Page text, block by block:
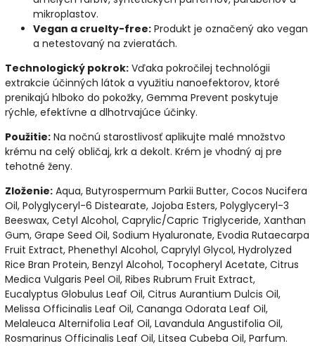
mikroplastov.
Vegan a cruelty-free: Produkt je označený ako vegan
a netestovaný na zvieratách.
Technologický pokrok: Vďaka pokročilej technológii
extrakcie účinných látok a využitiu nanoefektorov, ktoré
prenikajú hlboko do pokožky, Gemma Prevent poskytuje
rýchle, efektívne a dlhotrvajúce účinky.
Použitie: Na nočnú starostlivosť aplikujte malé množstvo
krému na celý obličaj, krk a dekolt. Krém je vhodný aj pre
tehotné ženy.
Zloženie: Aqua, Butyrospermum Parkii Butter, Cocos Nucifera
Oil, Polyglyceryl-6 Distearate, Jojoba Esters, Polyglyceryl-3
Beeswax, Cetyl Alcohol, Caprylic/Capric Triglyceride, Xanthan
Gum, Grape Seed Oil, Sodium Hyaluronate, Evodia Rutaecarpa
Fruit Extract, Phenethyl Alcohol, Caprylyl Glycol, Hydrolyzed
Rice Bran Protein, Benzyl Alcohol, Tocopheryl Acetate, Citrus
Medica Vulgaris Peel Oil, Ribes Rubrum Fruit Extract,
Eucalyptus Globulus Leaf Oil, Citrus Aurantium Dulcis Oil,
Melissa Officinalis Leaf Oil, Cananga Odorata Leaf Oil,
Melaleuca Alternifolia Leaf Oil, Lavandula Angustifolia Oil,
Rosmarinus Officinalis Leaf Oil, Litsea Cubeba Oil, Parfum.